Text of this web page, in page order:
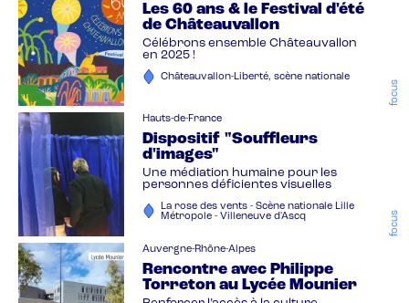
Les 60 ans & le Festival d'été
de Châteauvallon
Célébrons ensemble Châteauvallon
en 2025 !
Châteauvallon-Liberté, scène nationale
focus
Hauts-de-France
Dispositif "Souffleurs
d'images"
Une médiation humaine pour les
personnes déficientes visuelles
La rose des vents - Scène nationale Lille
Métropole - Villeneuve d'Ascq
focus
Auvergne-Rhône-Alpes
Rencontre avec Philippe
Torreton au Lycée Mounier